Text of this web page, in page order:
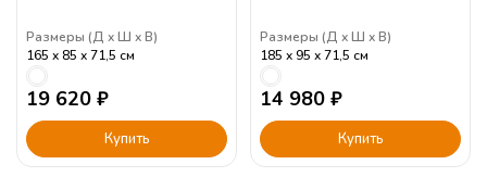
Размеры (Д Ш В)
165
85 71,5 см
19 620 ₽
Купить
Размеры (Д Ш В)
185
95 71,5 см
14 980 ₽
Купить